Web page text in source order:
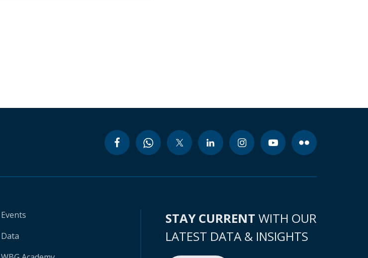
Events
Data
STAY CURRENT WITH OUR
LATEST DATA & INSIGHTS